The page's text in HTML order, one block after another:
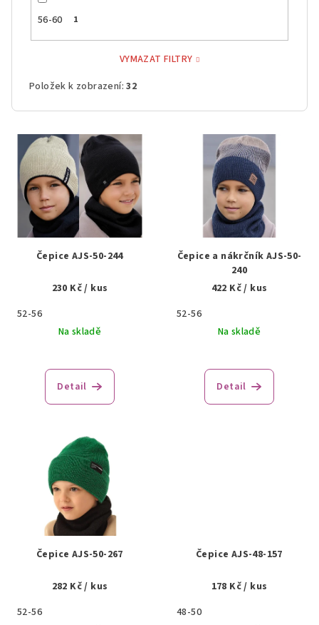
56-60 1
VYMAZAT FILTRY
Položek k zobrazení:32
Čepice AJS-50-244
230 Kč/ kus
52-56
Na skladě
Detail
Čepice a nákrčník AJS-50-
240
422 Kč/ kus
52-56
Na skladě
Detail
Čepice AJS-50-267
282 Kč/ kus
52-56
Čepice AJS-48-157
178 Kč/ kus
48-50